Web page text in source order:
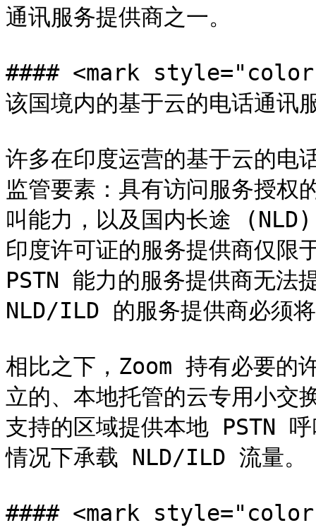
通讯服务提供商之一。
#### <mark style="color:
该国境内的基于云的电话通讯
许多在印度运营的基于云的电
监管要素：具有访问服务授权
叫能力，以及国内长途
印度许可证的服务提供商仅限
PSTN 能力的服务提供商无法
NLD/ILD 的服务提供商必须
相比之下，Zoom 持有必要的
立的、本地托管的云专用小
支持的区域提供本地 PSTN
情况下承载 NLD/ILD 流量。
#### <mark style="color: